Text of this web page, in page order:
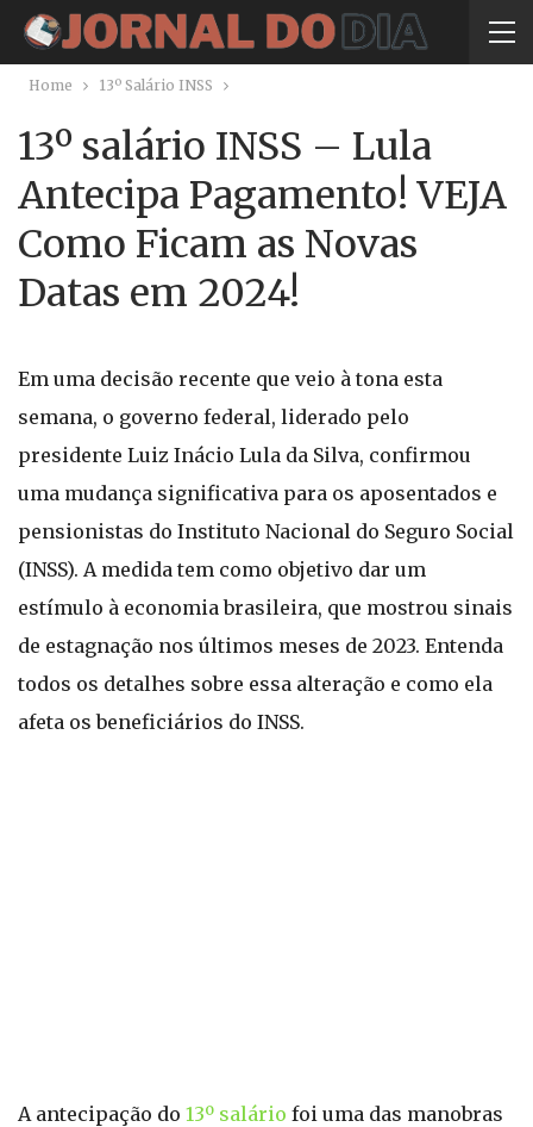
Home 13º Salário INSS
13º salário INSS – Lula
Antecipa Pagamento! VEJA
Como Ficam as Novas
Datas em 2024!
Em uma decisão recente que veio à tona esta
semana, o governo federal, liderado pelo
presidente Luiz Inácio Lula da Silva, confirmou
uma mudança significativa para os aposentados e
pensionistas do Instituto Nacional do Seguro Social
(INSS). A medida tem como objetivo dar um
estímulo à economia brasileira, que mostrou sinais
de estagnação nos últimos meses de 2023. Entenda
todos os detalhes sobre essa alteração e como ela
afeta os beneficiários do INSS.
A antecipação do 13º salário foi uma das manobras